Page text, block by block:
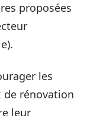
proposées
les
de rénovation
leur